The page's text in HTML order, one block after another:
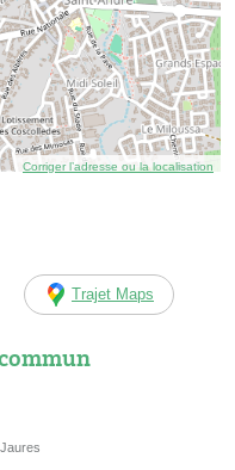
Corriger l’adresse ou la localisation
Trajet Maps